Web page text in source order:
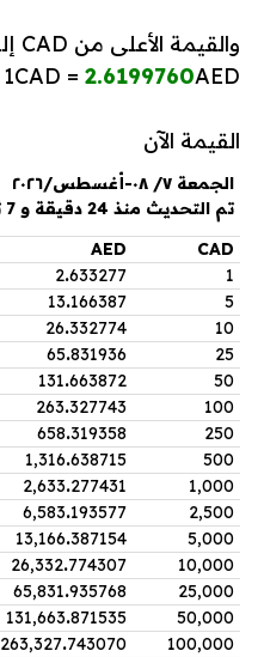
والقيمة الأعلى من CAD إلى AED كانت
1CAD = 2.6199760AED في
القيمة الآن
الجمعة ٧/ ٠٨-أغسطس/٢٠٢٦
تم التحديث منذ 24 دقيقة و 7 ثانية
CAD
AED
1
2.633277
5
13.166387
10
26.332774
25
65.831936
50
131.663872
100
263.327743
250
658.319358
500
1,316.638715
1,000
2,633.277431
2,500
6,583.193577
5,000
13,166.387154
10,000
26,332.774307
25,000
65,831.935768
50,000
131,663.871535
100,000
263,327.743070